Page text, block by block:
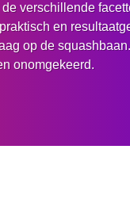
verschillende
en
op de
onomgekeerd.